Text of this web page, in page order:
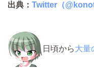
出典： Twitter（
日頃から大量